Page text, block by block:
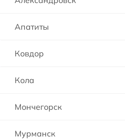
Апатиты
Ковдор
Кола
Мончегорск
Мурманск